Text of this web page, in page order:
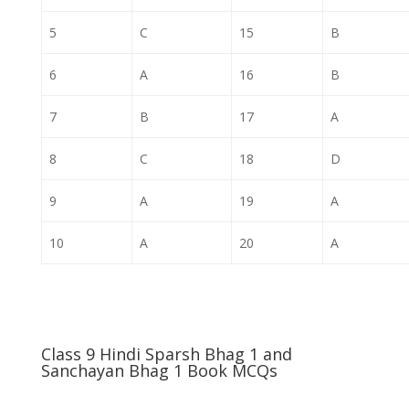
5 C 15 B
6 A 16 B
7 B 17 A
8 C 18 D
9 A 19 A
10 A 20 A
Class 9 Hindi Sparsh Bhag 1 and
Sanchayan Bhag 1 Book MCQs